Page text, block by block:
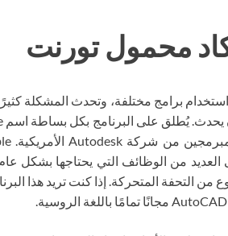
محمول تورنت
برامج مختلفة، وتحدث المشكلة
من الوظائف التي يحتاجها بشكل
التحفة المتحركة. إذا كنت تريد هذا